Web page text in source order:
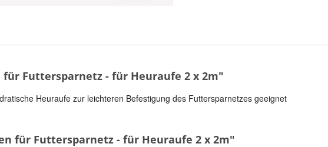
Futtersparnetz - für Heuraufe 2 x 2m"
Heuraufe zur leichteren Befestigung des Futtersparnetzes geeignet
für Futtersparnetz - für Heuraufe 2 x 2m"